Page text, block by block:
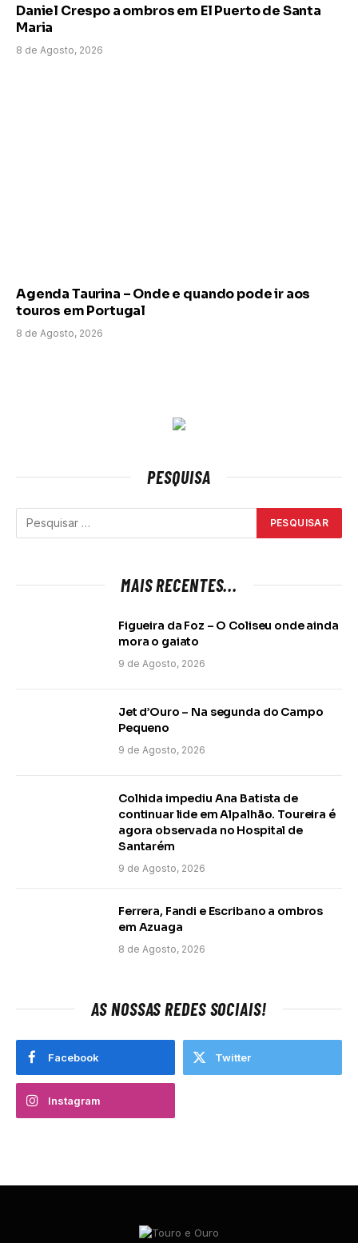
Daniel Crespo a ombros em El Puerto de Santa
Maria
8 de Agosto, 2026
Agenda Taurina – Onde e quando pode ir aos
touros em Portugal
8 de Agosto, 2026
PESQUISA
MAIS RECENTES...
Figueira da Foz – O Coliseu onde ainda
mora o gaiato
9 de Agosto, 2026
Jet d’Ouro – Na segunda do Campo
Pequeno
9 de Agosto, 2026
Colhida impediu Ana Batista de
continuar lide em Alpalhão. Toureira é
agora observada no Hospital de
Santarém
9 de Agosto, 2026
Ferrera, Fandi e Escribano a ombros
em Azuaga
8 de Agosto, 2026
AS NOSSAS REDES SOCIAIS!
Facebook Twitter
Instagram